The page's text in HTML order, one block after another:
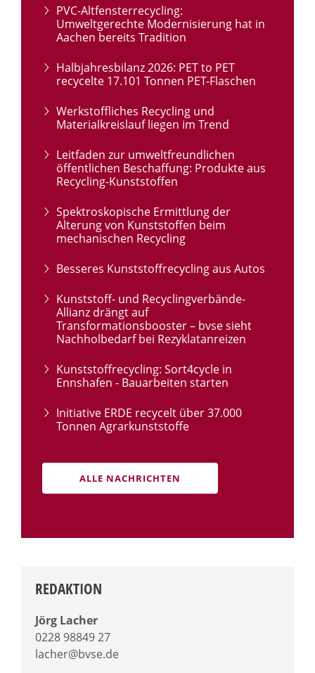
PVC-Altfensterrecycling:
Umweltgerechte Modernisierung hat in
Aachen bereits Tradition
Halbjahresbilanz 2026: PET to PET
recycelte 17.101 Tonnen PET-Flaschen
Werkstoffliches Recycling und
Materialkreislauf liegen im Trend
Leitfaden zur umweltfreundlichen
öffentlichen Beschaffung: Produkte aus
Recycling-Kunststoffen
Spektroskopische Ermittlung der
Alterung von Kunststoffen beim
mechanischen Recycling
Besseres Kunststoffrecycling aus Autos
Kunststoff- und Recyclingverbände-
Allianz drängt auf
Transformationsbooster – bvse sieht
Nachholbedarf bei Rezyklatanreizen
Kunststoffrecycling: Sort4cycle in
Ennshafen - Bauarbeiten starten
Initiative ERDE recycelt über 37.000
Tonnen Agrarkunststoffe
ALLE NACHRICHTEN
REDAKTION
Jörg Lacher
0228 98849 27
lacher@bvse.de